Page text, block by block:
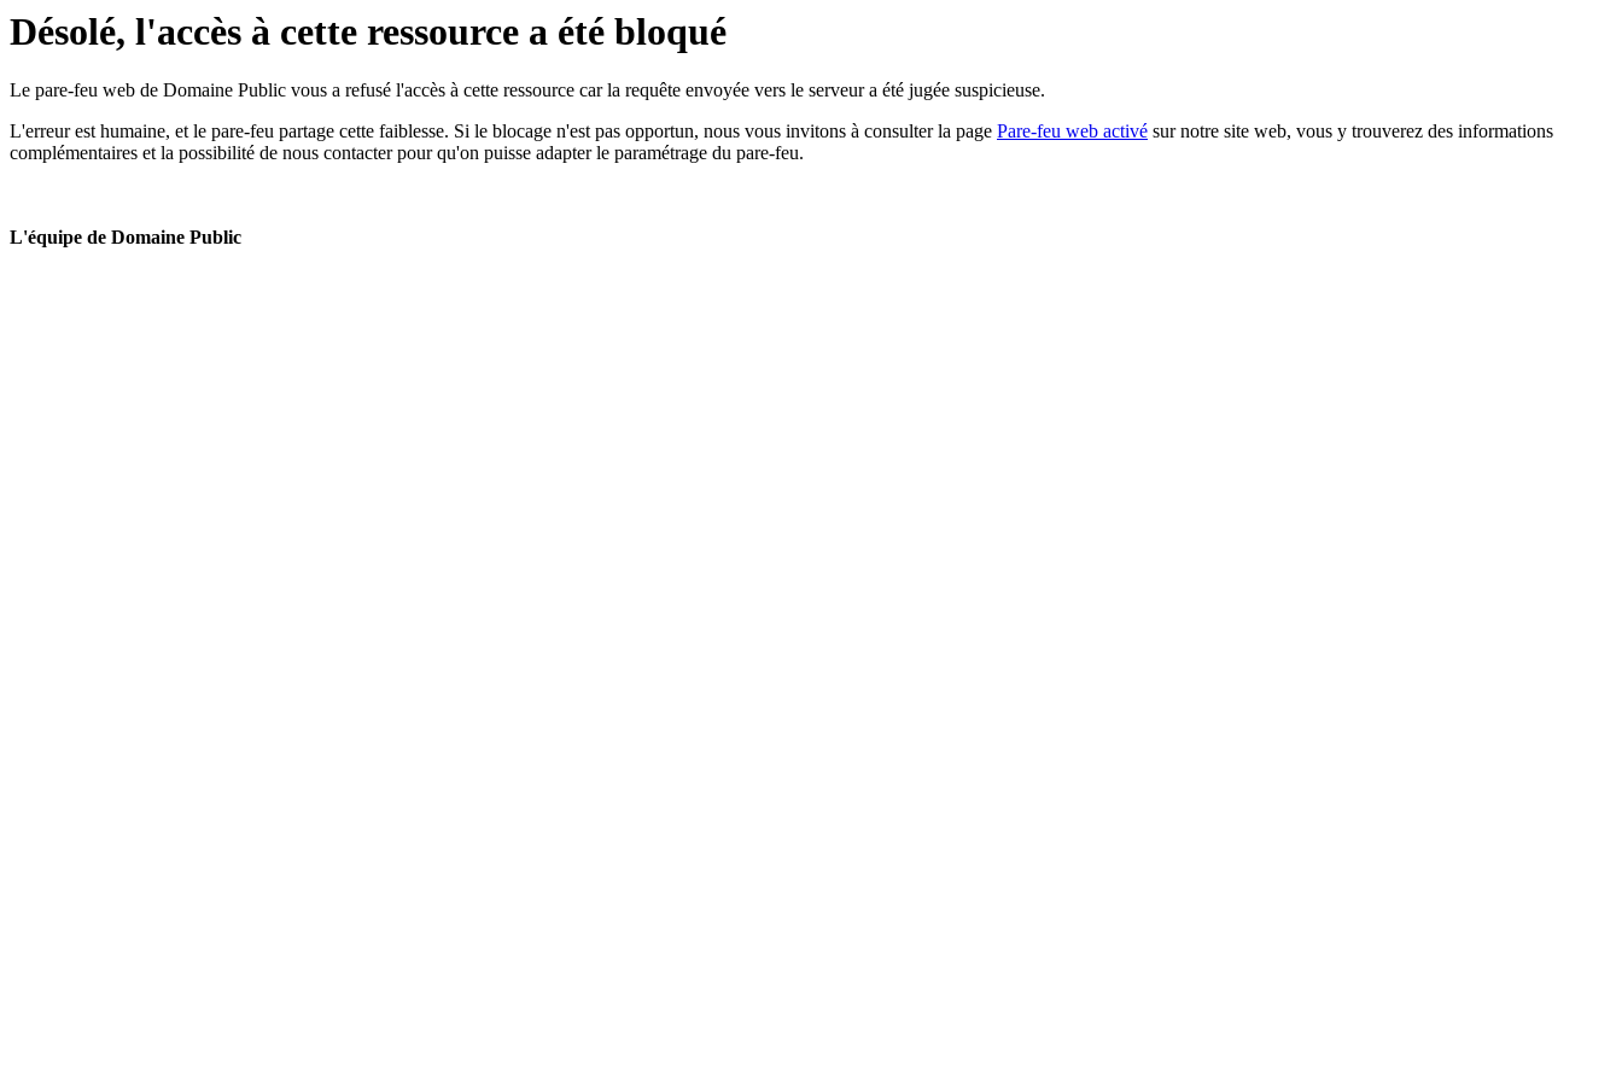
Désolé, l'accès à cette ressource a été bloqué
Le pare-feu web de Domaine Public vous a refusé l'accès à cette ressource car la requête envoyée vers le serveur a été jugée suspicieuse.
L'erreur est humaine, et le pare-feu partage cette faiblesse. Si le blocage n'est pas opportun, nous vous invitons à consulter la page Pare-feu web activé sur notre site web, vous y trouverez des informations
complémentaires et la possibilité de nous contacter pour qu'on puisse adapter le paramétrage du pare-feu.
L'équipe de Domaine Public